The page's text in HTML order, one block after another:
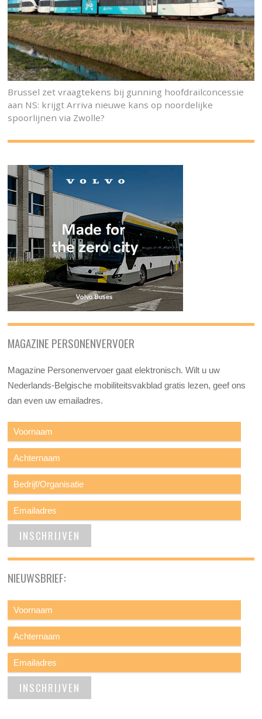
Brussel zet vraagtekens bij gunning hoofdrailconcessie
aan NS: krijgt Arriva nieuwe kans op noordelijke
spoorlijnen via Zwolle?
MAGAZINE PERSONENVERVOER
Magazine Personenvervoer gaat elektronisch. Wilt u uw
Nederlands-Belgische mobiliteitsvakblad gratis lezen, geef ons
dan even uw emailadres.
NIEUWSBRIEF: